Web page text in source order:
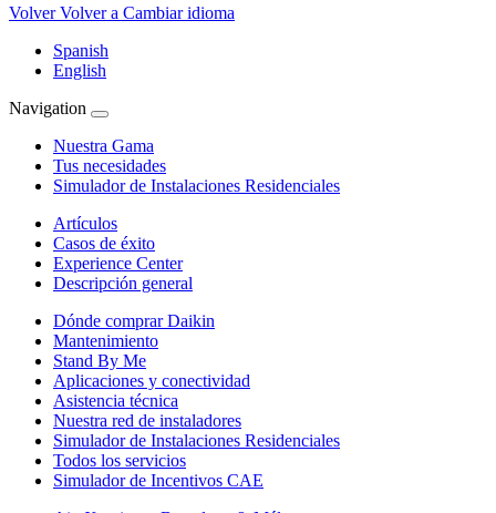
Volver Volver a Cambiar idioma
Spanish
English
Navigation
Nuestra Gama
Tus necesidades
Simulador de Instalaciones Residenciales
Artículos
Casos de éxito
Experience Center
Descripción general
Dónde comprar Daikin
Mantenimiento
Stand By Me
Aplicaciones y conectividad
Asistencia técnica
Nuestra red de instaladores
Simulador de Instalaciones Residenciales
Todos los servicios
Simulador de Incentivos CAE